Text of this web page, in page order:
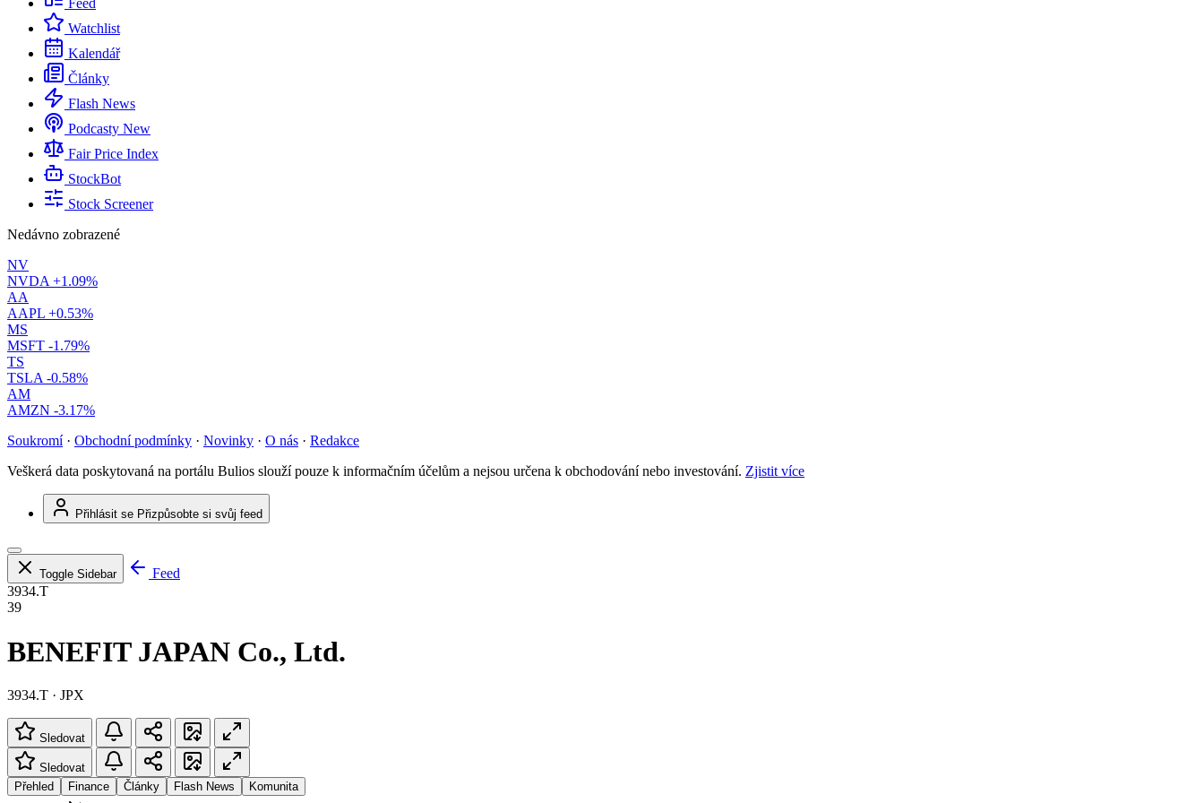
Feed
Watchlist
Kalendář
Články
Flash News
Podcasty New
Fair Price Index
StockBot
Stock Screener
Nedávno zobrazené
NV
NVDA +1.09%
AA
AAPL +0.53%
MS
MSFT -1.79%
TS
TSLA -0.58%
AM
AMZN -3.17%
Soukromí · Obchodní podmínky · Novinky · O nás · Redakce
Veškerá data poskytovaná na portálu Bulios slouží pouze k informačním účelům a nejsou určena k obchodování nebo investování. Zjistit více
Přihlásit se Přizpůsobte si svůj feed
Toggle Sidebar
Feed
3934.T
39
BENEFIT JAPAN Co., Ltd.
3934.T · JPX
Sledovat
Sledovat
Přehled
Finance Články Flash News Komunita